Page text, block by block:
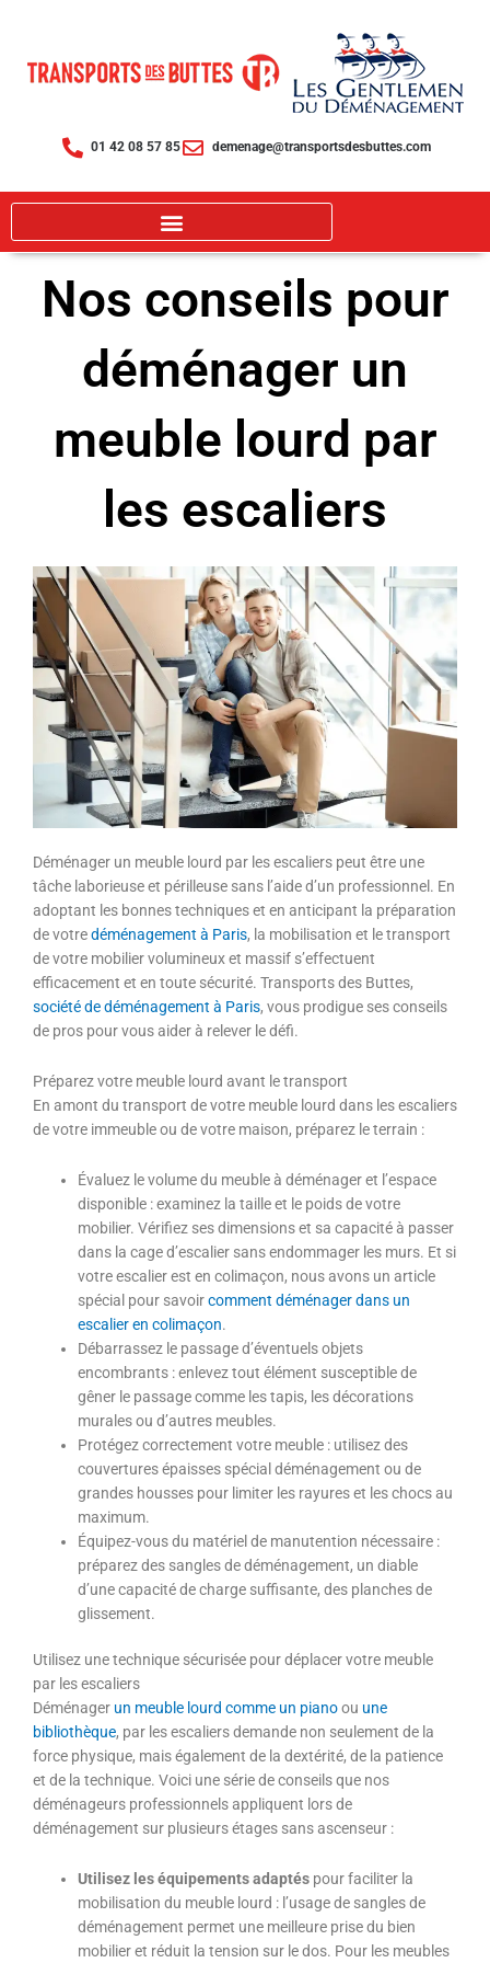
contenu
01 42 08 57 85 demenage@transportsdesbuttes.com
Nos conseils pour
déménager un
meuble lourd par
les escaliers
Déménager un meuble lourd par les escaliers peut être une
tâche laborieuse et périlleuse sans l’aide d’un professionnel. En
adoptant les bonnes techniques et en anticipant la préparation
de votredéménagement à Paris, la mobilisation et le transport
de votre mobilier volumineux et massif s’effectuent
efficacement et en toute sécurité. Transports des Buttes,
société de déménagement à Paris, vous prodigue ses conseils
de pros pour vous aider à relever le défi.
Préparez votre meuble lourd avant le transport
En amont du transport de votre meuble lourd dans les escaliers
de votre immeuble ou de votre maison, préparez le terrain :
Évaluez le volume du meuble à déménager et l’espace
disponible : examinez la taille et le poids de votre
mobilier. Vérifiez ses dimensions et sa capacité à passer
dans la cage d’escalier sans endommager les murs. Et si
votre escalier est en colimaçon, nous avons un article
spécial pour savoircomment déménager dans un
escalier en colimaçon.
Débarrassez le passage d’éventuels objets
encombrants : enlevez tout élément susceptible de
gêner le passage comme les tapis, les décorations
murales ou d’autres meubles.
Protégez correctement votre meuble : utilisez des
couvertures épaisses spécial déménagement ou de
grandes housses pour limiter les rayures et les chocs au
maximum.
Équipez-vous du matériel de manutention nécessaire :
préparez des sangles de déménagement, un diable
d’une capacité de charge suffisante, des planches de
glissement.
Utilisez une technique sécurisée pour déplacer votre meuble
par les escaliers
Déménager un meuble lourd comme un pianoou une
bibliothèque, par les escaliers demande non seulement de la
force physique, mais également de la dextérité, de la patience
et de la technique. Voici une série de conseils que nos
déménageurs professionnels appliquent lors de
déménagement sur plusieurs étages sans ascenseur :
Utilisez les équipements adaptés pour faciliter la
mobilisation du meuble lourd : l’usage de sangles de
déménagement permet une meilleure prise du bien
mobilier et réduit la tension sur le dos. Pour les meubles